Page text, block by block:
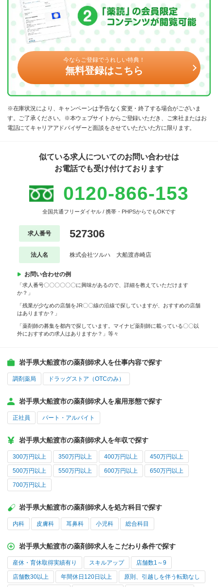
今ならご登録でうれしい特典！
無料登録はこちら
※在庫状況により、キャンペーンは予告なく変更・終了する場合がございま
す。ご了承ください。※本ウェブサイトからご登録いただき、ご来社またはお
電話にてキャリアアドバイザーと面談をさせていただいた方に限ります。
似ている求人についてのお問い合わせは
お電話でも受け付けております
0120-866-153
全国共通フリーダイヤル / 携帯・PHPSからでもOKです
求人番号 527306
法人名 株式会社ツルハ 大船渡赤崎店
お問い合わせの例
「求人番号〇〇〇〇〇〇に興味があるので、詳細を教えていただけます
か？」
「残業が少なめの店舗をJR〇〇線の沿線で探していますが、おすすめの店舗
はありますか？」
「薬剤師の募集を都内で探しています。マイナビ薬剤師に載っている〇〇以
外におすすめの求人はありますか？」等々
岩手県大船渡市の薬剤師求人を仕事内容で探す
調剤薬局 ドラッグストア（OTCのみ）
岩手県大船渡市の薬剤師求人を雇用形態で探す
正社員 パート・アルバイト
岩手県大船渡市の薬剤師求人を年収で探す
300万円以上 350万円以上 400万円以上 450万円以上
500万円以上 550万円以上 600万円以上 650万円以上
700万円以上
岩手県大船渡市の薬剤師求人を処方科目で探す
内科 皮膚科 耳鼻科 小児科 総合科目
岩手県大船渡市の薬剤師求人をこだわり条件で探す
産休・育休取得実績有り スキルアップ 店舗数1～9
店舗数30以上 年間休日120日以上 原則、引越しを伴う転勤なし